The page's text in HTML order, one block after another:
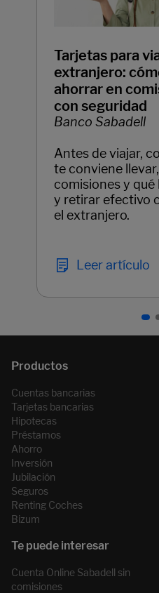
Tarjetas para
extranjero:
ahorrar en
con seguridad
Banco Sabadell
Antes de viajar,
te conviene
comisiones y
y retirar efectivo
el extranjero.
Leer artículo
Cuentas bancarias
Tarjetas bancarias
Hipotecas
Préstamos
Ahorro
Inversión
Jubilación
Seguros
Renting Coches
Bizum
Cuenta Online Sabadell sin
comisiones